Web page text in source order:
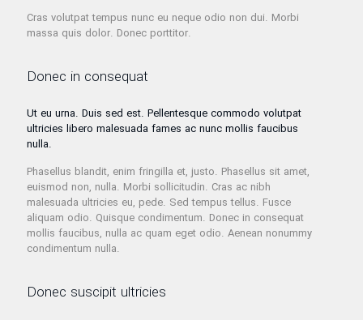
Cras volutpat tempus nunc eu neque odio non dui. Morbi
massa quis dolor. Donec porttitor.
Donec in consequat
Ut eu urna. Duis sed est. Pellentesque commodo volutpat
ultricies libero malesuada fames ac nunc mollis faucibus
nulla.
Phasellus blandit, enim fringilla et, justo. Phasellus sit amet,
euismod non, nulla. Morbi sollicitudin. Cras ac nibh
malesuada ultricies eu, pede. Sed tempus tellus. Fusce
aliquam odio. Quisque condimentum. Donec in consequat
mollis faucibus, nulla ac quam eget odio. Aenean nonummy
condimentum nulla.
Donec suscipit ultricies